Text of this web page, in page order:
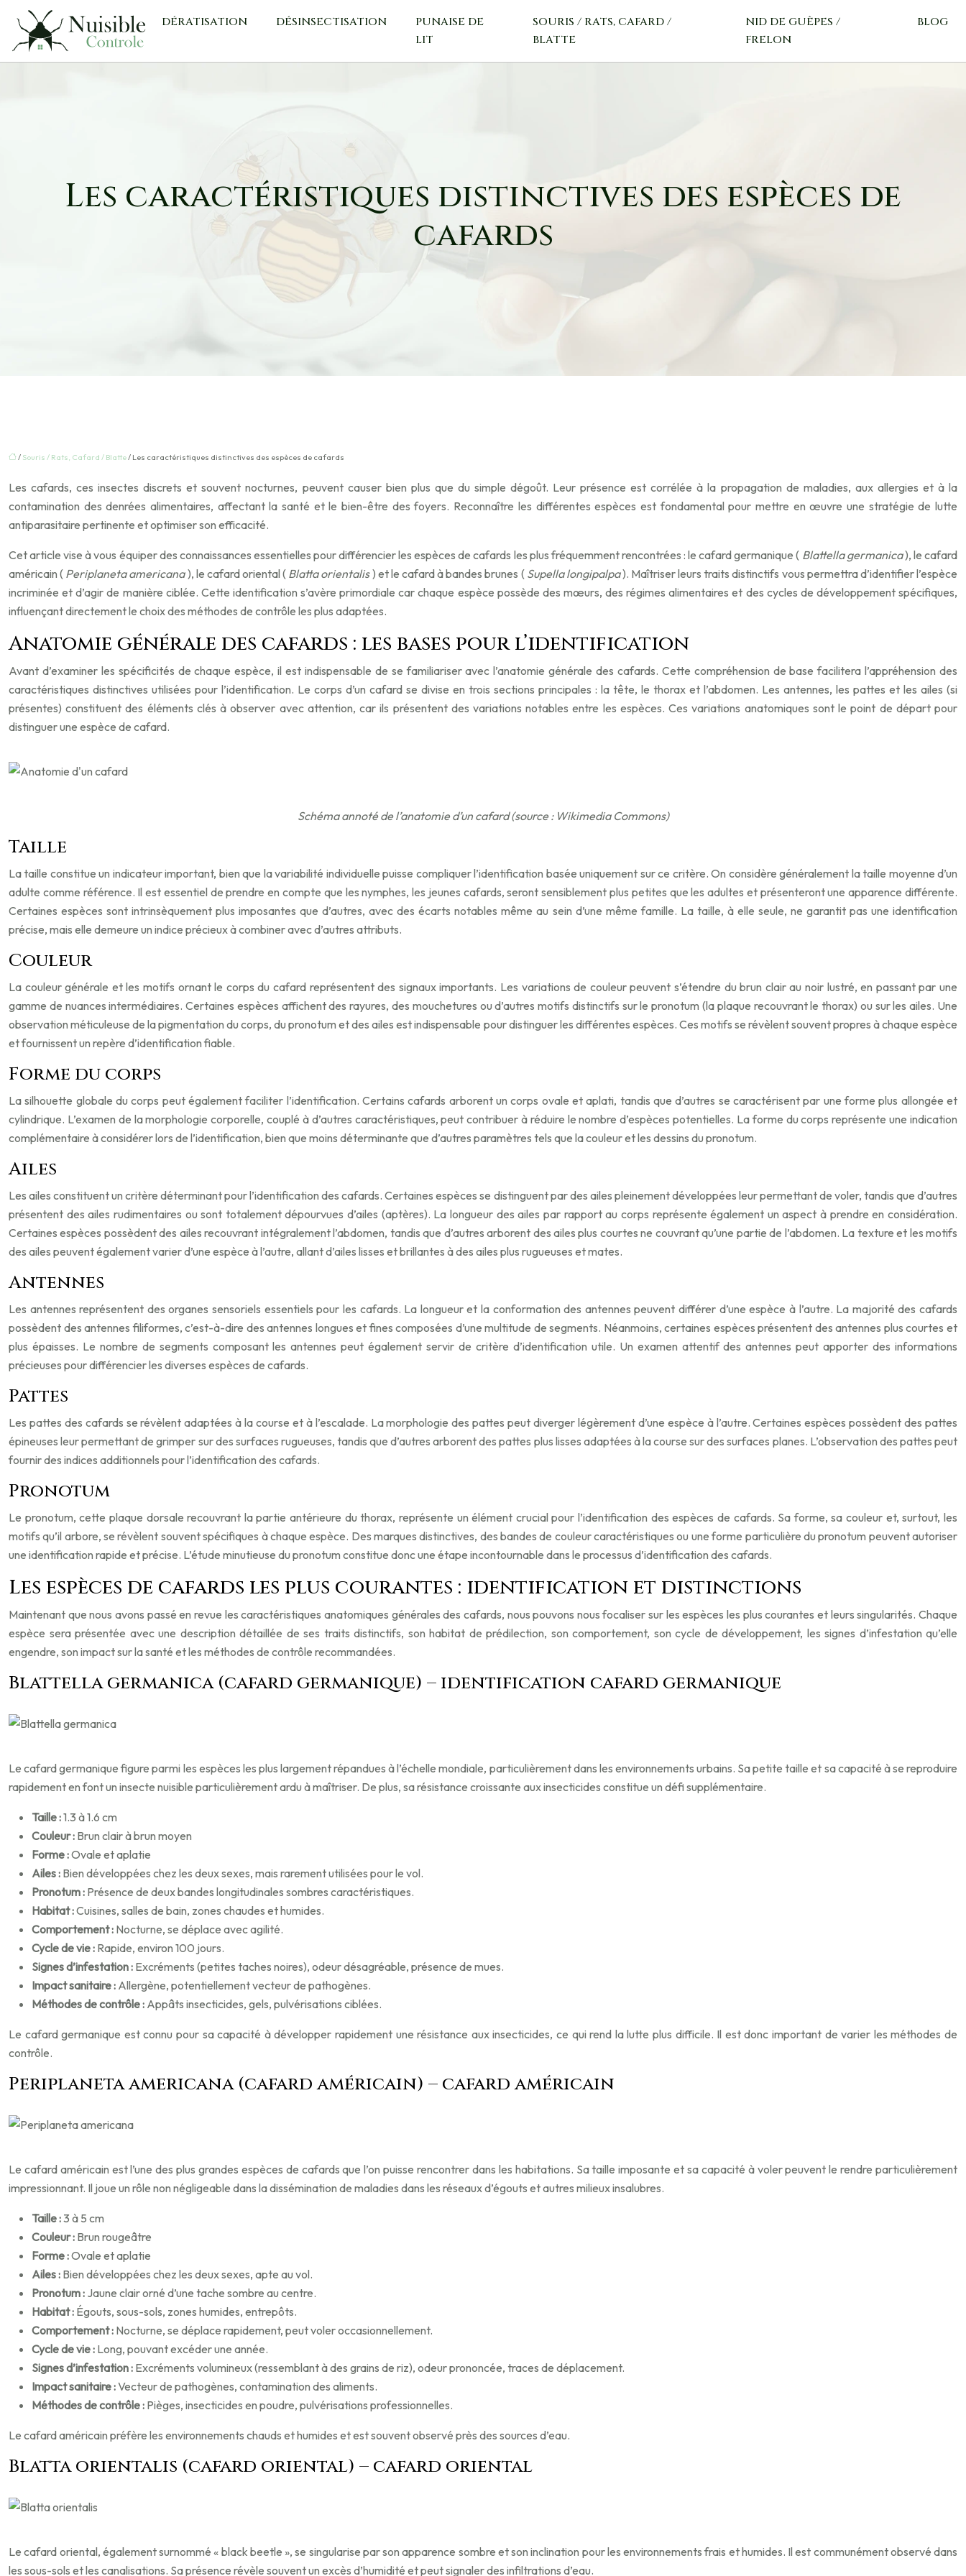
DÉRATISATION DÉSINSECTISATION
PUNAISE DE
LIT
SOURIS / RATS, CAFARD /
BLATTE
NID DE GUÊPES /
FRELON
BLOG
Les caractéristiques distinctives des espèces de
cafards
/ Souris / Rats, Cafard / Blatte/ Les caractéristiques distinctives des espèces de cafards
Les cafards, ces insectes discrets et souvent nocturnes, peuvent causer bien plus que du simple dégoût. Leur présence est corrélée à la propagation de maladies, aux allergies et à la
contamination des denrées alimentaires, affectant la santé et le bien-être des foyers. Reconnaître les différentes espèces est fondamental pour mettre en œuvre une stratégie de lutte
antiparasitaire pertinente et optimiser son efficacité.
Cet article vise à vous équiper des connaissances essentielles pour différencier les espèces de cafards les plus fréquemment rencontrées : le cafard germanique ( Blattella germanica), le cafard
américain ( Periplaneta americana), le cafard oriental ( Blatta orientalis) et le cafard à bandes brunes ( Supella longipalpa). Maîtriser leurs traits distinctifs vous permettra d’identifier l’espèce
incriminée et d’agir de manière ciblée. Cette identification s’avère primordiale car chaque espèce possède des mœurs, des régimes alimentaires et des cycles de développement spécifiques,
influençant directement le choix des méthodes de contrôle les plus adaptées.
Anatomie générale des cafards : les bases pour l’identification
Avant d’examiner les spécificités de chaque espèce, il est indispensable de se familiariser avec l’anatomie générale des cafards. Cette compréhension de base facilitera l’appréhension des
caractéristiques distinctives utilisées pour l’identification. Le corps d’un cafard se divise en trois sections principales : la tête, le thorax et l’abdomen. Les antennes, les pattes et les ailes (si
présentes) constituent des éléments clés à observer avec attention, car ils présentent des variations notables entre les espèces. Ces variations anatomiques sont le point de départ pour
distinguer une espèce de cafard.
Schéma annoté de l’anatomie d’un cafard (source : Wikimedia Commons)
Taille
La taille constitue un indicateur important, bien que la variabilité individuelle puisse compliquer l’identification basée uniquement sur ce critère. On considère généralement la taille moyenne d’un
adulte comme référence. Il est essentiel de prendre en compte que les nymphes, les jeunes cafards, seront sensiblement plus petites que les adultes et présenteront une apparence différente.
Certaines espèces sont intrinsèquement plus imposantes que d’autres, avec des écarts notables même au sein d’une même famille. La taille, à elle seule, ne garantit pas une identification
précise, mais elle demeure un indice précieux à combiner avec d’autres attributs.
Couleur
La couleur générale et les motifs ornant le corps du cafard représentent des signaux importants. Les variations de couleur peuvent s’étendre du brun clair au noir lustré, en passant par une
gamme de nuances intermédiaires. Certaines espèces affichent des rayures, des mouchetures ou d’autres motifs distinctifs sur le pronotum (la plaque recouvrant le thorax) ou sur les ailes. Une
observation méticuleuse de la pigmentation du corps, du pronotum et des ailes est indispensable pour distinguer les différentes espèces. Ces motifs se révèlent souvent propres à chaque espèce
et fournissent un repère d’identification fiable.
Forme du corps
La silhouette globale du corps peut également faciliter l’identification. Certains cafards arborent un corps ovale et aplati, tandis que d’autres se caractérisent par une forme plus allongée et
cylindrique. L’examen de la morphologie corporelle, couplé à d’autres caractéristiques, peut contribuer à réduire le nombre d’espèces potentielles. La forme du corps représente une indication
complémentaire à considérer lors de l’identification, bien que moins déterminante que d’autres paramètres tels que la couleur et les dessins du pronotum.
Ailes
Les ailes constituent un critère déterminant pour l’identification des cafards. Certaines espèces se distinguent par des ailes pleinement développées leur permettant de voler, tandis que d’autres
présentent des ailes rudimentaires ou sont totalement dépourvues d’ailes (aptères). La longueur des ailes par rapport au corps représente également un aspect à prendre en considération.
Certaines espèces possèdent des ailes recouvrant intégralement l’abdomen, tandis que d’autres arborent des ailes plus courtes ne couvrant qu’une partie de l’abdomen. La texture et les motifs
des ailes peuvent également varier d’une espèce à l’autre, allant d’ailes lisses et brillantes à des ailes plus rugueuses et mates.
Antennes
Les antennes représentent des organes sensoriels essentiels pour les cafards. La longueur et la conformation des antennes peuvent différer d’une espèce à l’autre. La majorité des cafards
possèdent des antennes filiformes, c’est-à-dire des antennes longues et fines composées d’une multitude de segments. Néanmoins, certaines espèces présentent des antennes plus courtes et
plus épaisses. Le nombre de segments composant les antennes peut également servir de critère d’identification utile. Un examen attentif des antennes peut apporter des informations
précieuses pour différencier les diverses espèces de cafards.
Pattes
Les pattes des cafards se révèlent adaptées à la course et à l’escalade. La morphologie des pattes peut diverger légèrement d’une espèce à l’autre. Certaines espèces possèdent des pattes
épineuses leur permettant de grimper sur des surfaces rugueuses, tandis que d’autres arborent des pattes plus lisses adaptées à la course sur des surfaces planes. L’observation des pattes peut
fournir des indices additionnels pour l’identification des cafards.
Pronotum
Le pronotum, cette plaque dorsale recouvrant la partie antérieure du thorax, représente un élément crucial pour l’identification des espèces de cafards. Sa forme, sa couleur et, surtout, les
motifs qu’il arbore, se révèlent souvent spécifiques à chaque espèce. Des marques distinctives, des bandes de couleur caractéristiques ou une forme particulière du pronotum peuvent autoriser
une identification rapide et précise. L’étude minutieuse du pronotum constitue donc une étape incontournable dans le processus d’identification des cafards.
Les espèces de cafards les plus courantes : identification et distinctions
Maintenant que nous avons passé en revue les caractéristiques anatomiques générales des cafards, nous pouvons nous focaliser sur les espèces les plus courantes et leurs singularités. Chaque
espèce sera présentée avec une description détaillée de ses traits distinctifs, son habitat de prédilection, son comportement, son cycle de développement, les signes d’infestation qu’elle
engendre, son impact sur la santé et les méthodes de contrôle recommandées.
Blattella germanica (cafard germanique) – identification cafard germanique
Le cafard germanique figure parmi les espèces les plus largement répandues à l’échelle mondiale, particulièrement dans les environnements urbains. Sa petite taille et sa capacité à se reproduire
rapidement en font un insecte nuisible particulièrement ardu à maîtriser. De plus, sa résistance croissante aux insecticides constitue un défi supplémentaire.
Taille :1.3 à 1.6 cm
Couleur : Brun clair à brun moyen
Forme :Ovale et aplatie
Ailes : Bien développées chez les deux sexes, mais rarement utilisées pour le vol.
Pronotum : Présence de deux bandes longitudinales sombres caractéristiques.
Habitat :Cuisines, salles de bain, zones chaudes et humides.
Comportement : Nocturne, se déplace avec agilité.
Cycle de vie : Rapide, environ 100 jours.
Signes d’infestation : Excréments (petites taches noires), odeur désagréable, présence de mues.
Impact sanitaire : Allergène, potentiellement vecteur de pathogènes.
Méthodes de contrôle : Appâts insecticides, gels, pulvérisations ciblées.
Le cafard germanique est connu pour sa capacité à développer rapidement une résistance aux insecticides, ce qui rend la lutte plus difficile. Il est donc important de varier les méthodes de
contrôle.
Periplaneta americana (cafard américain) – cafard américain
Le cafard américain est l’une des plus grandes espèces de cafards que l’on puisse rencontrer dans les habitations. Sa taille imposante et sa capacité à voler peuvent le rendre particulièrement
impressionnant. Il joue un rôle non négligeable dans la dissémination de maladies dans les réseaux d’égouts et autres milieux insalubres.
Taille :3 à 5 cm
Couleur : Brun rougeâtre
Forme :Ovale et aplatie
Ailes : Bien développées chez les deux sexes, apte au vol.
Pronotum : Jaune clair orné d’une tache sombre au centre.
Habitat : Égouts, sous-sols, zones humides, entrepôts.
Comportement : Nocturne, se déplace rapidement, peut voler occasionnellement.
Cycle de vie : Long, pouvant excéder une année.
Signes d’infestation : Excréments volumineux (ressemblant à des grains de riz), odeur prononcée, traces de déplacement.
Impact sanitaire :Vecteur de pathogènes, contamination des aliments.
Méthodes de contrôle : Pièges, insecticides en poudre, pulvérisations professionnelles.
Le cafard américain préfère les environnements chauds et humides et est souvent observé près des sources d’eau.
Blatta orientalis (cafard oriental) – cafard oriental
Le cafard oriental, également surnommé « black beetle », se singularise par son apparence sombre et son inclination pour les environnements frais et humides. Il est communément observé dans
les sous-sols et les canalisations. Sa présence révèle souvent un excès d’humidité et peut signaler des infiltrations d’eau.